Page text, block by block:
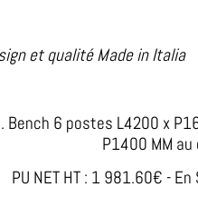
et qualité Made in Italia
Bench 6 postes L4200 x
P1400 MM au
PU NET HT : 1 981.60€ - En